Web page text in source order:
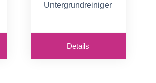
Untergrundreiniger
Glas und Schilder
Details